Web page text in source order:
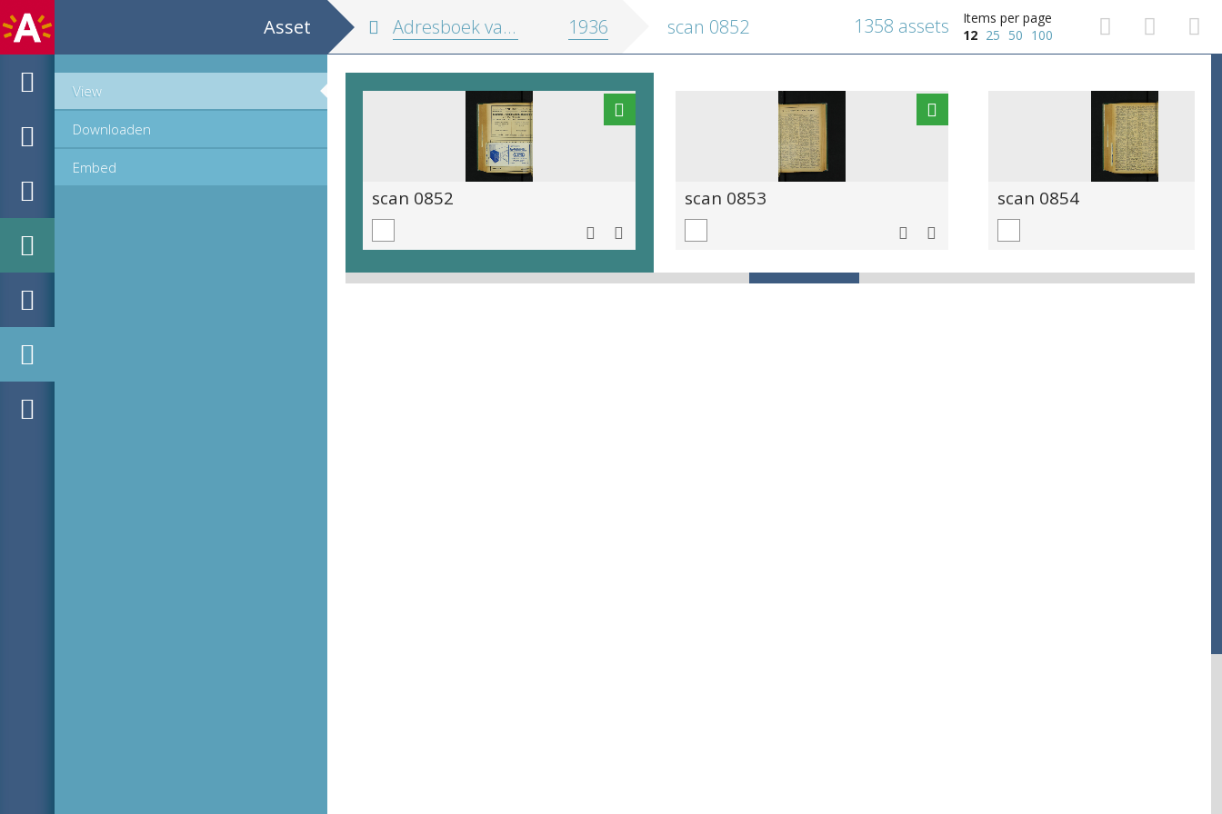
Asset
View
Downloaden
Embed
Adresboek van de stad en de provincie Antwerpen 1936 scan 0852
Items per page
12 25 50 100
1358 assets
scan 0852 scan 0853 scan 0854